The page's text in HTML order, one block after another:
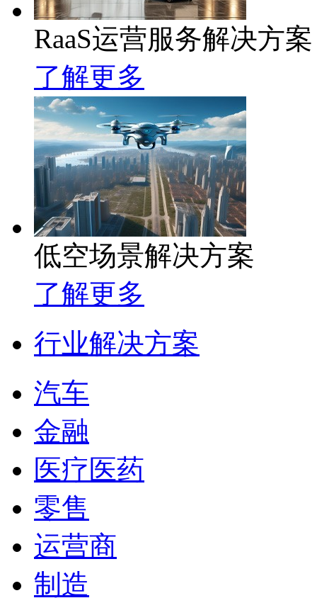
RaaS运营服务解决方案
了解更多
低空场景解决方案
了解更多
行业解决方案
汽车
金融
医疗医药
零售
运营商
制造